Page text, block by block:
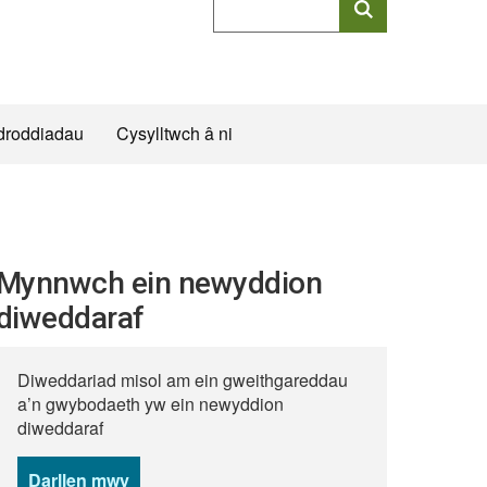
allweddeiriau
Cysylltwch â ni
ein newyddion
Diweddariad misol am ein gweithgareddau
a’n gwybodaeth yw ein newyddion
diweddaraf
Darllen mwy